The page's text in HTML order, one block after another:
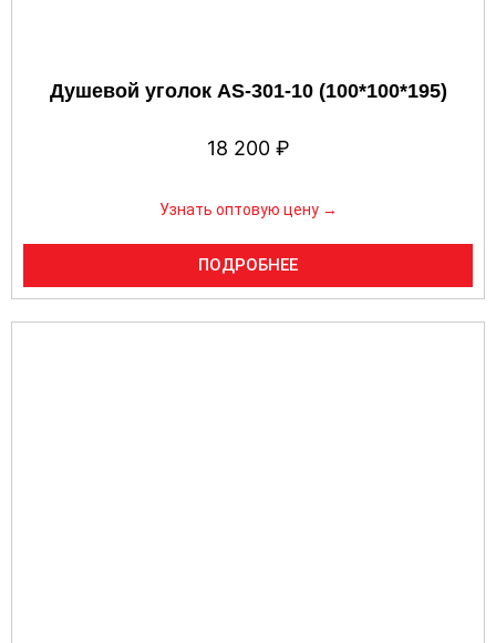
Душевой уголок AS-301-10 (100*100*195)
18 200 ₽
Узнать оптовую цену →
ПОДРОБНЕЕ